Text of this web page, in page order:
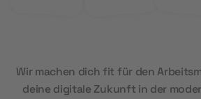
Wir machen dich fit für den
deine digitale Zukunft in der